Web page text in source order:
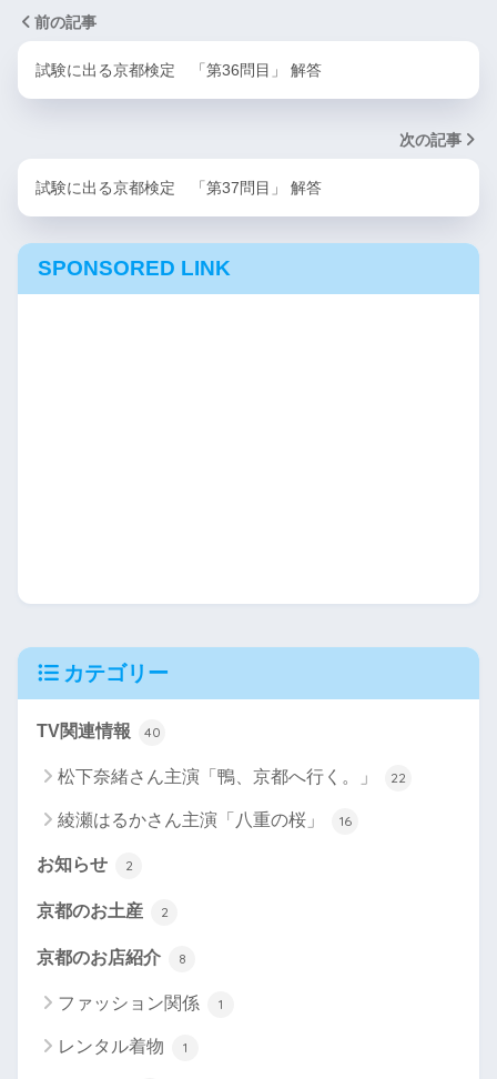
前の記事
試験に出る京都検定 「第36問目」 解答
次の記事
試験に出る京都検定 「第37問目」 解答
SPONSORED LINK
カテゴリー
TV関連情報 40
松下奈緒さん主演「鴨、京都へ行く。」 22
綾瀬はるかさん主演「八重の桜」 16
お知らせ 2
京都のお土産 2
京都のお店紹介 8
ファッション関係 1
レンタル着物 1